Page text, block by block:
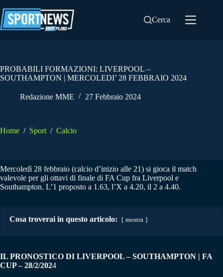
al
contenuto
Cerca
PROBABILI FORMAZIONI: LIVERPOOL –
SOUTHAMPTON | MERCOLEDI’ 28 FEBBRAIO 2024
Redazione MME 27 Febbraio 2024
Home / Sport / Calcio
Mercoledì 28 febbraio (calcio d’inizio alle 21) si gioca il match
valevole per gli ottavi di finale di FA Cup fra Liverpool e
Southampton. L’1 proposto a 1.63, l’X a 4.20, il 2 a 4.40.
Cosa troverai in questo articolo: mostra
IL PRONOSTICO DI LIVERPOOL – SOUTHAMPTON | FA
CUP – 28/2/2024